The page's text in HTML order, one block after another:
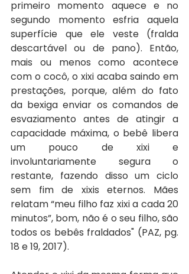
primeiro momento aquece e no
segundo momento esfria aquela
superfície que ele veste (fralda
descartável ou de pano). Então,
mais ou menos como acontece
com o cocô, o xixi acaba saindo em
prestações, porque, além do fato
da bexiga enviar os comandos de
esvaziamento antes de atingir a
capacidade máxima, o bebê libera
um pouco de xixi e
involuntariamente segura o
restante, fazendo disso um ciclo
sem fim de xixis eternos. Mães
relatam “meu filho faz xixi a cada 20
minutos”, bom, não é o seu filho, são
todos os bebês fraldados" (PAZ, pg.
18 e 19, 2017).